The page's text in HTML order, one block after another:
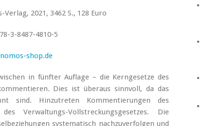
2021, 3462 S., 128 Euro
3-8487-4810-5
shop.de
in fünfter Auflage – die Kerngesetze des
Dies ist überaus sinnvoll, da das
sind. Hinzutreten Kommentierungen des
Verwaltungs-Vollstreckungsgesetzes. Die
systematisch nachzuverfolgen und